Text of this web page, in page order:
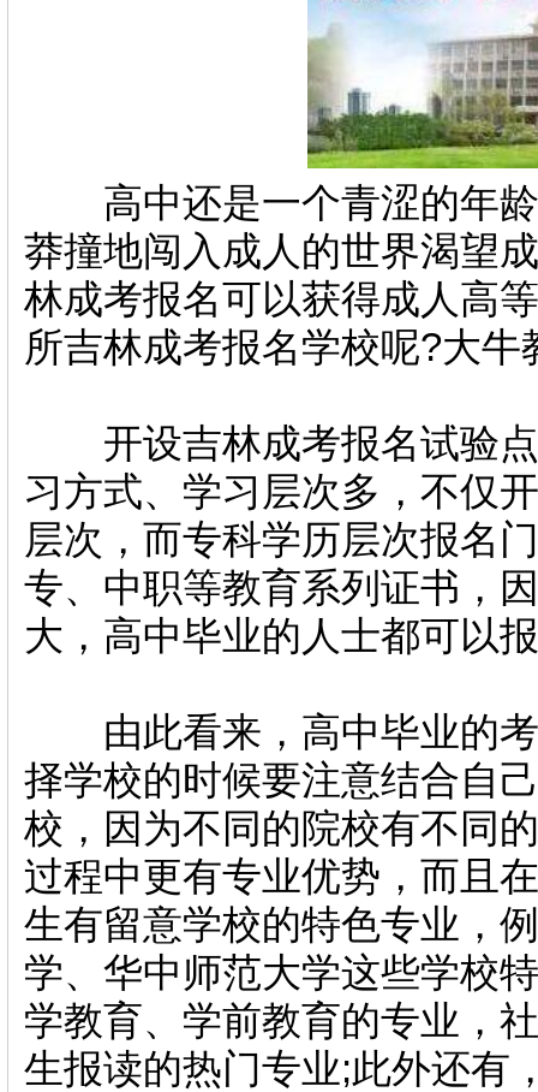
高中还是一个青涩的年龄
莽撞地闯入成人的世界渴望
林成考报名可以获得成人高
所吉林成考报名学校呢?大牛
开设吉林成考报名试验点
习方式、学习层次多，不仅
层次， 而专科学历层次报名
专、中职等教育系列证书 ，
大，高中毕业的人士都可以
由此看来，高中毕业的考
择学校的时候要注意结合自
校 ，因为不同的院校有不同
过程中更有专业优势，而且
生有留意学校的特色专业，
学、华中师范大学这些学校
学教育、学前教育的专业，
生报读的热门专业;此外还有